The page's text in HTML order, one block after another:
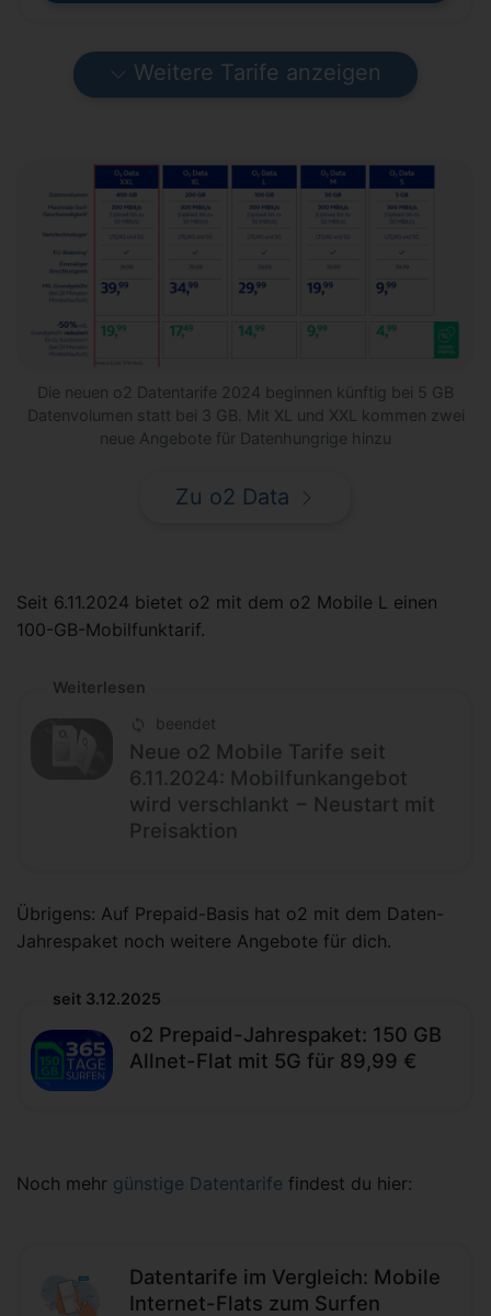
Weitere Tarife anzeigen
Die neuen o2 Datentarife 2024 beginnen künftig bei 5 GB
Datenvolumen statt bei 3 GB. Mit XL und XXL kommen zwei
neue Angebote für Datenhungrige hinzu
Zu o2 Data
Seit 6.11.2024 bietet o2 mit dem o2 Mobile L einen
100-GB-Mobilfunktarif.
Weiterlesen
beendet
Neue o2 Mobile Tarife seit
6.11.2024: Mobilfunkangebot
wird verschlankt − Neustart mit
Preisaktion
Übrigens: Auf Prepaid-Basis hat o2 mit dem Daten-
Jahrespaket noch weitere Angebote für dich.
seit 3.12.2025
o2 Prepaid-Jahrespaket: 150 GB
Allnet-Flat mit 5G für 89,99 €
Noch mehr günstige Datentarife findest du hier:
Datentarife im Vergleich: Mobile
Internet-Flats zum Surfen